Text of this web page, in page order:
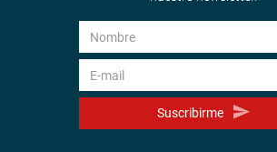
Suscribirme